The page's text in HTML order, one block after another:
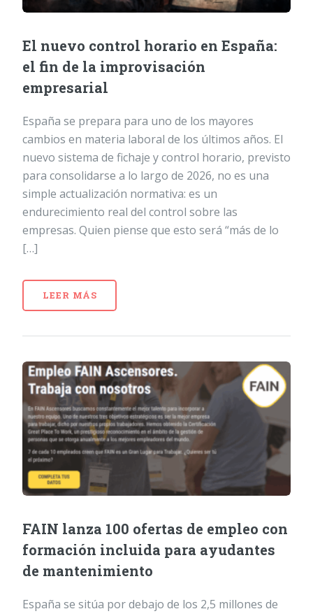
El nuevo control horario en España:
el fin de la improvisación
empresarial
España se prepara para uno de los mayores
cambios en materia laboral de los últimos años. El
nuevo sistema de fichaje y control horario, previsto
para consolidarse a lo largo de 2026, no es una
simple actualización normativa: es un
endurecimiento real del control sobre las
empresas. Quien piense que esto será “más de lo
[…]
LEER MÁS
FAIN lanza 100 ofertas de empleo con
formación incluida para ayudantes
de mantenimiento
España se sitúa por debajo de los 2,5 millones de